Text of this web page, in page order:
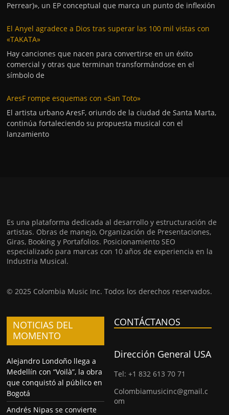
Perrear)», un EP conceptual que marca un punto de inflexión
El Anyel agradece a Dios tras superar las 100 mil vistas con
«TAKATA»
Hay canciones que nacen para convertirse en un éxito
comercial y otras que terminan transformándose en el
símbolo de
AresF rompe esquemas con «San Toto»
El artista urbano AresF, oriundo de la ciudad de Santa Marta,
continúa fortaleciendo su propuesta musical con el
lanzamiento
Es una plataforma dedicada al desarrollo y estructuración de
artistas. Obras de manejo, Organización de Presentaciones,
Giras, Booking y Portafolios. Posicionamiento SEO
especializado para marcas con 10 años de experiencia en la
Industria Musical.
© 2025 Colombia Music Inc. Todos los derechos reservados.
NOTICIAS DEL
MOMENTO
Alejandro Londoño llega a
Medellín con “Voilà”, la obra
que conquistó al público en
Bogotá
Andrés Nipas se convierte
CONTÁCTANOS
Dirección General USA
Tel: +1 832 613 70 71
Colombiamusicinc@gmail.c
om